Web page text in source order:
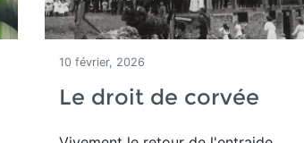
10 février, 2026
Le droit de corvée